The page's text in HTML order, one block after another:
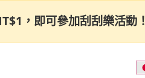
，即可參加刮刮樂活動！